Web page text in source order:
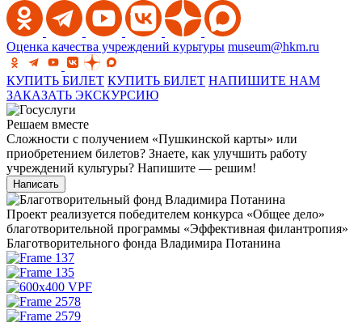
Оценка качества учреждений курьтуры museum@hkm.ru
КУПИТЬ БИЛЕТ КУПИТЬ БИЛЕТ НАПИШИТЕ НАМ
ЗАКАЗАТЬ ЭКСКУРСИЮ
Решаем вместе
Сложности с получением «Пушкинской карты» или
приобретением билетов? Знаете, как улучшить работу
учреждений культуры? Напишите — решим!
Написать
Проект реализуется победителем конкурса «Общее дело»
благотворительной программы «Эффективная филантропия»
Благотворительного фонда Владимира Потанина